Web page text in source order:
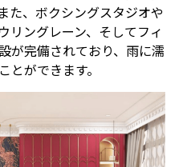
た、ボクシングスタジオや
リングレーン、そしてフィ
が完備されており、雨に濡
とができます。